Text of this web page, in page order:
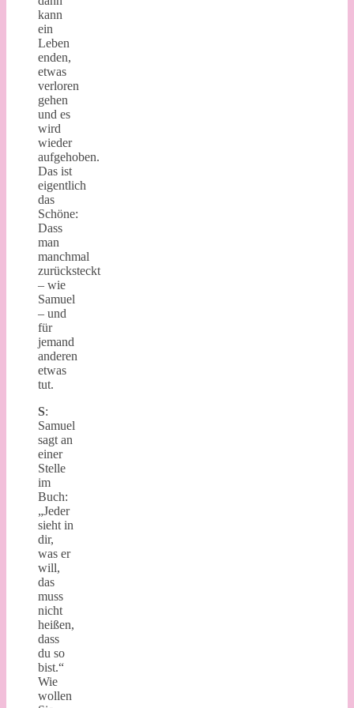
kann
ein
Leben
enden,
etwas
verloren
gehen
und es
wird
wieder
aufgehoben.
Das ist
eigentlich
das
Schöne:
Dass
man
manchmal
zurücksteckt
– wie
Samuel
– und
für
jemand
anderen
etwas
tut.
S:
Samuel
sagt an
einer
Stelle
im
Buch:
„Jeder
sieht in
dir,
was er
will,
das
muss
nicht
heißen,
dass
du so
bist.“
Wie
wollen